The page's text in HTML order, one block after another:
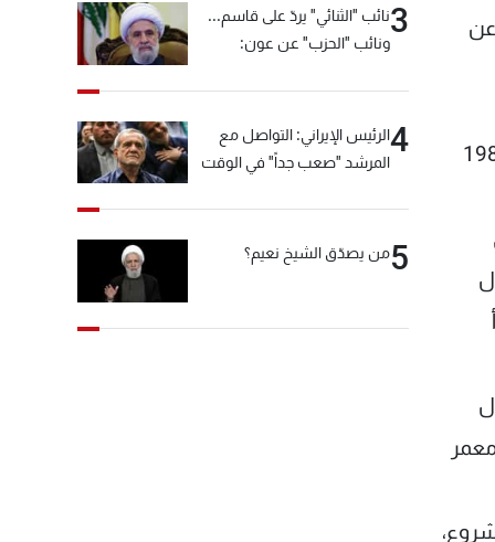
حريك مقراً لإقامته، بقضية الإمام الصدر بدأت في العام 1982
3نائب "الثنائي" يردّ على قاسم...
ونائب "الحزب" عن عون:
4الرئيس الإيراني: التواصل مع
المرشد "صعب جداً" في الوقت
5من يصدّق الشيخ نعيم؟